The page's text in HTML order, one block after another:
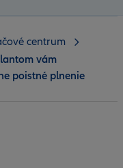
centrum
vám
poistné plnenie